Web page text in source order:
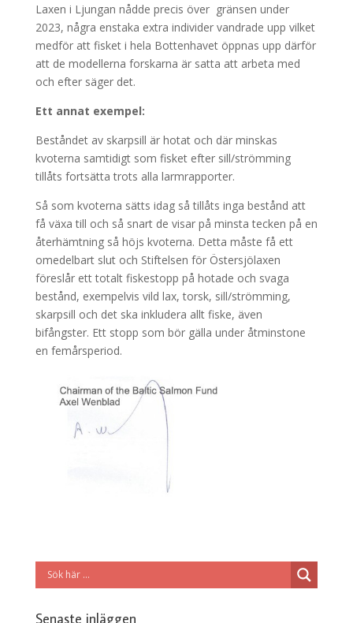
Laxen i Ljungan nådde precis över gränsen under
2023, några enstaka extra individer vandrade upp vilket
medför att fisket i hela Bottenhavet öppnas upp därför
att de modellerna forskarna är satta att arbeta med
och efter säger det.
Ett annat exempel:
Beståndet av skarpsill är hotat och där minskas
kvoterna samtidigt som fisket efter sill/strömming
tillåts fortsätta trots alla larmrapporter.
Så som kvoterna sätts idag så tillåts inga bestånd att
få växa till och så snart de visar på minsta tecken på en
återhämtning så höjs kvoterna. Detta måste få ett
omedelbart slut och Stiftelsen för Östersjölaxen
föreslår ett totalt fiskestopp på hotade och svaga
bestånd, exempelvis vild lax, torsk, sill/strömming,
skarpsill och det ska inkludera allt fiske, även
bifångster. Ett stopp som bör gälla under åtminstone
en femårsperiod.
Senaste inläggen